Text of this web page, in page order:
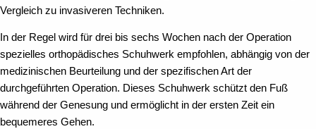
Vergleich zu invasiveren Techniken.
In der Regel wird für drei bis sechs Wochen nach der Operation
spezielles orthopädisches Schuhwerk empfohlen, abhängig von der
medizinischen Beurteilung und der spezifischen Art der
durchgeführten Operation. Dieses Schuhwerk schützt den Fuß
während der Genesung und ermöglicht in der ersten Zeit ein
bequemeres Gehen.